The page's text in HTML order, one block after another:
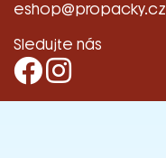
eshop@propacky.cz
Sledujte nás